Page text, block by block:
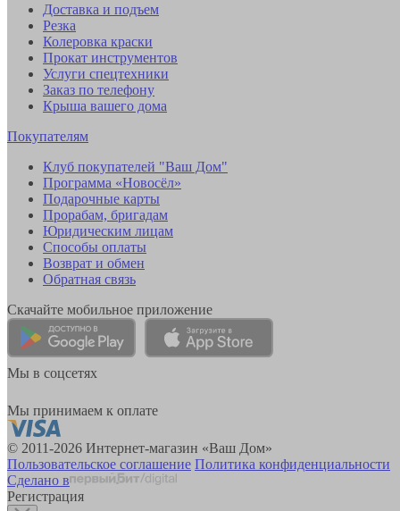
Доставка и подъем
Резка
Колеровка краски
Прокат инструментов
Услуги спецтехники
Заказ по телефону
Крыша вашего дома
Покупателям
Клуб покупателей "Ваш Дом"
Программа «Новосёл»
Подарочные карты
Прорабам, бригадам
Юридическим лицам
Способы оплаты
Возврат и обмен
Обратная связь
Скачайте мобильное приложение
Мы в соцсетях
Мы принимаем к оплате
© 2011-2026 Интернет-магазин «Ваш Дом»
Пользовательское соглашение Политика конфиденциальности
Сделано в
Регистрация